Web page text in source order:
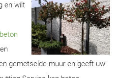
en wilt
beton
gemetselde muur en geeft uw